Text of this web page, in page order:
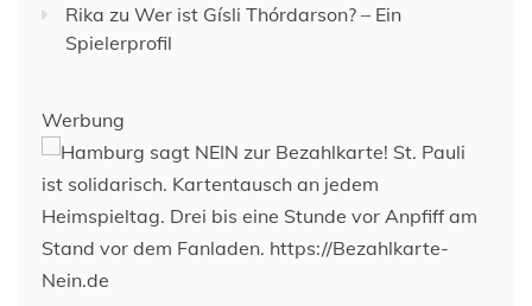
Rika zu Wer ist Gísli Thórdarson? – Ein
Spielerprofil
Werbung